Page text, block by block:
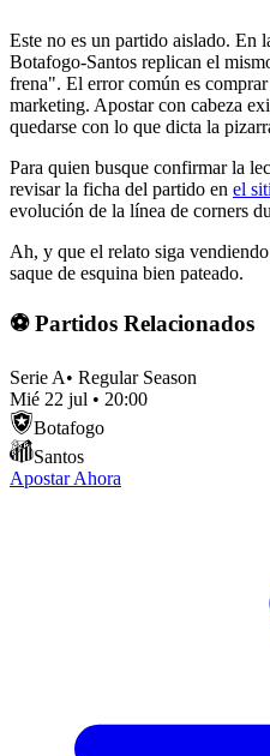
Este no es un partido aislado. En
Botafogo-Santos replican el
frena". El error común es
marketing. Apostar con cabeza
quedarse con lo que dicta la
Para quien busque confirmar la
revisar la ficha del partido en el
evolución de la línea de corners
Ah, y que el relato siga
saque de esquina bien pateado.
⚽ Partidos Relacionados
Serie A• Regular Season
Mié 22 jul • 20:00
Botafogo
Santos
Apostar Ahora